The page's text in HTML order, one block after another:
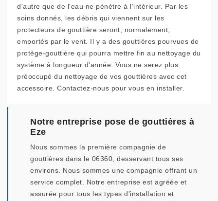
d'autre que de l'eau ne pénètre à l’intérieur. Par les
soins donnés, les débris qui viennent sur les
protecteurs de gouttière seront, normalement,
emportés par le vent. Il y a des gouttières pourvues de
protège-gouttière qui pourra mettre fin au nettoyage du
système à longueur d'année. Vous ne serez plus
préoccupé du nettoyage de vos gouttières avec cet
accessoire. Contactez-nous pour vous en installer.
Notre entreprise pose de gouttières à
Eze
Nous sommes la première compagnie de
gouttières dans le 06360, desservant tous ses
environs. Nous sommes une compagnie offrant un
service complet. Notre entreprise est agréée et
assurée pour tous les types d'installation et